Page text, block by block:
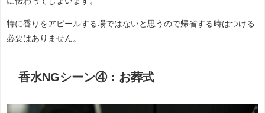
特に香りをアピールする場ではないと思うので帰省する時はつける
必要はありません。
香水NGシーン④：お葬式